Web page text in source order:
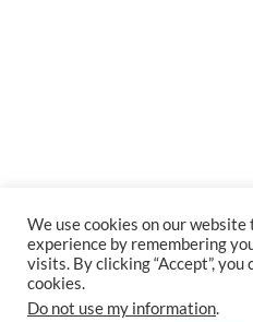
We use cookies on our
experience by remembering
visits. By clicking “Accept”,
cookies.
Do not use my information.